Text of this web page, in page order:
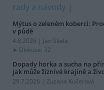
rady a návody
Mýtus o zeleném koberci:
v půdě
4.8.2026 | Jan Skala
Diskuse: 32
Dopady horka a sucha na
jak může žíznivé krajině a
29.7.2026 | Zuzana Kučerová